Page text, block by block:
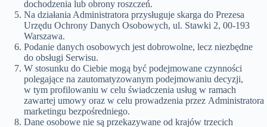
dochodzenia lub obrony roszczeń.
Na działania Administratora przysługuje skarga do Prezesa
Urzędu Ochrony Danych Osobowych, ul. Stawki 2, 00-193
Warszawa.
Podanie danych osobowych jest dobrowolne, lecz niezbędne
do obsługi Serwisu.
W stosunku do Ciebie mogą być podejmowane czynności
polegające na zautomatyzowanym podejmowaniu decyzji,
w tym profilowaniu w celu świadczenia usług w ramach
zawartej umowy oraz w celu prowadzenia przez Administratora
marketingu bezpośredniego.
Dane osobowe nie są przekazywane od krajów trzecich